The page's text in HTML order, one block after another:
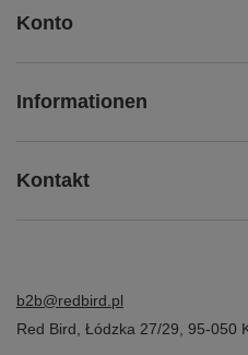
Konto
Informationen
Kontakt
b2b@redbird.pl
Red Bird Łódzka 27/29 95-050